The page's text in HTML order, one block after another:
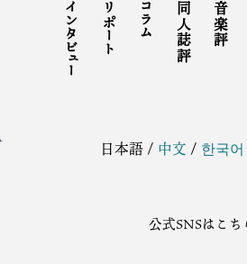
インタビュー リポート コラム 同人誌評 音楽評
日本語/ 中文 / 한국어
公式SNSはこち